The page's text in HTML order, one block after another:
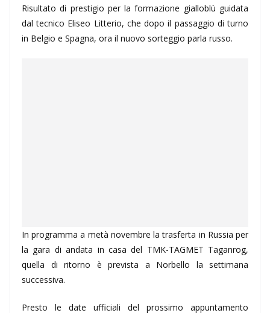
Risultato di prestigio per la formazione gialloblù guidata
dal tecnico Eliseo Litterio, che dopo il passaggio di turno
in Belgio e Spagna, ora il nuovo sorteggio parla russo.
In programma a metà novembre la trasferta in Russia per
la gara di andata in casa del TMK-TAGMET Taganrog,
quella di ritorno è prevista a Norbello la settimana
successiva.
Presto le date ufficiali del prossimo appuntamento